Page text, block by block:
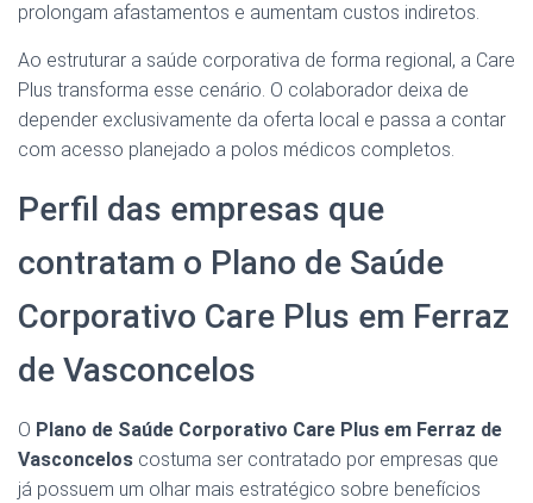
prolongam afastamentos e aumentam custos indiretos.
Ao estruturar a saúde corporativa de forma regional, a Care
Plus transforma esse cenário. O colaborador deixa de
depender exclusivamente da oferta local e passa a contar
com acesso planejado a polos médicos completos.
Perfil das empresas que
contratam o Plano de Saúde
Corporativo Care Plus em Ferraz
de Vasconcelos
O Plano de Saúde Corporativo Care Plus em Ferraz de
Vasconcelos costuma ser contratado por empresas que
já possuem um olhar mais estratégico sobre benefícios